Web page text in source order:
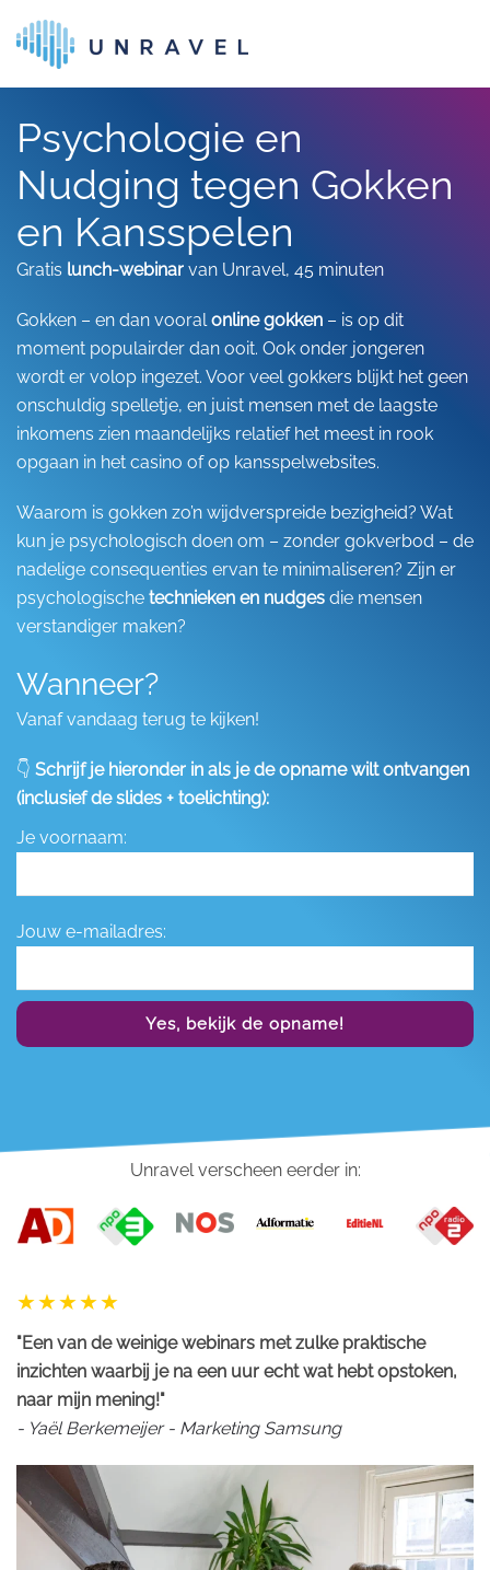
Skip to main content
Psychologie en
Nudging tegen Gokken
en Kansspelen
Gratis lunch-webinar van Unravel, 45 minuten
Gokken – en dan vooralonline gokken – is op dit
moment populairder dan ooit. Ook onder jongeren
wordt er volop ingezet. Voor veel gokkers blijkt het geen
onschuldig spelletje, en juist mensen met de laagste
inkomens zien maandelijks relatief het meest in rook
opgaan in het casino of op kansspelwebsites.
Waarom is gokken zo’n wijdverspreide bezigheid? Wat
kun je psychologisch doen om – zonder gokverbod – de
nadelige consequenties ervan te minimaliseren? Zijn er
psychologische technieken en nudges die mensen
verstandiger maken?
Wanneer?
Vanaf vandaag terug te kijken!
👇 Schrijf je hieronder in als je de opname wilt ontvangen
(inclusief de slides + toelichting):
Je voornaam:
Jouw e-mailadres:
Yes, bekijk de opname!
Unravel verscheen eerder in:
"Een van de weinige webinars met zulke praktische
inzichten waarbij je na een uur echt wat hebt opstoken,
naar mijn mening!"
- Yaël Berkemeijer - Marketing Samsung